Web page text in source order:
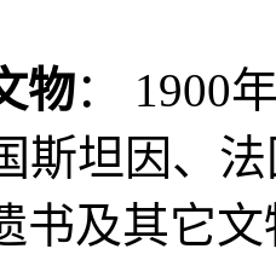
物： 1900
斯坦因、
书及其它